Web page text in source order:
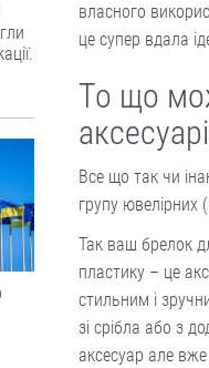
власного
це супер вдала
То що
Все що так чи
групу ювелірних
Так ваш брелок
пластику – це
стильним і
зі срібла або з
аксесуар але